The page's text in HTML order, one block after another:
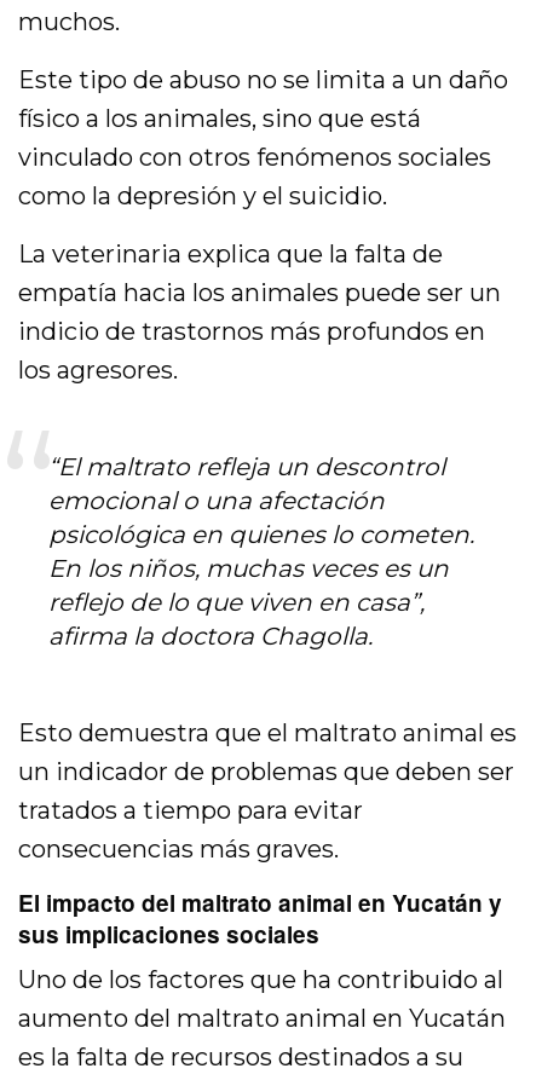
muchos.
Este tipo de abuso no se limita a un daño
físico a los animales, sino que está
vinculado con otros fenómenos sociales
como la depresión y el suicidio.
La veterinaria explica que la falta de
empatía hacia los animales puede ser un
indicio de trastornos más profundos en
los agresores.
“El maltrato refleja un descontrol
emocional o una afectación
psicológica en quienes lo cometen.
En los niños, muchas veces es un
reflejo de lo que viven en casa”,
afirma la doctora Chagolla.
Esto demuestra que el maltrato animal es
un indicador de problemas que deben ser
tratados a tiempo para evitar
consecuencias más graves.
El impacto del maltrato animal en Yucatán y
sus implicaciones sociales
Uno de los factores que ha contribuido al
aumento del maltrato animal en Yucatán
es la falta de recursos destinados a su